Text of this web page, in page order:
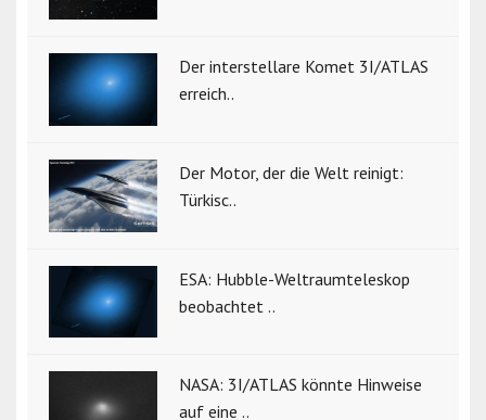
Der interstellare Komet 3I/ATLAS
erreich..
Der Motor, der die Welt reinigt:
Türkisc..
ESA: Hubble-Weltraumteleskop
beobachtet ..
NASA: 3I/ATLAS könnte Hinweise
auf eine ..